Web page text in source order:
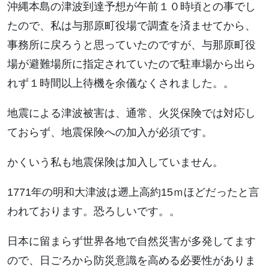
沖縄本島の津波到達予想が午前１０時頃との事でし
たので、私は与那原町役場で調査を済ませてから、
事務所に戻ろうと思っていたのですが、与那原町役
場が避難場所に指定されていたので駐車場から出ら
れず１時間以上待機を余儀なくされました。。
地震による津波被害は、通常、火災保険では対応し
ておらず、地震保険への加入が必須です。
かくいう私も地震保険は加入していません。
1771年の明和大津波は遡上高約15ｍほどだったと言
われております。恐ろしいです。。
日本に留まらず世界各地で自然災害が多発してます
ので、日ごろから防災意識を高める必要性がありま